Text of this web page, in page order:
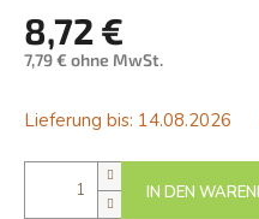
8,72 €
7,79 € ohne MwSt.
Lieferung bis: 14.08.2026
IN DEN